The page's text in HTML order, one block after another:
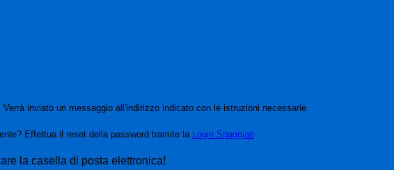
Verrà inviato un messaggio all'indirizzo indicato con le istruzioni necessarie.
Effettua il reset della password tramite la Login Spaggiari
la casella di posta elettronica!